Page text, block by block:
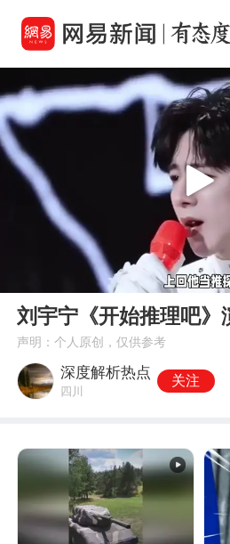
Play
刘宇宁《开始推理吧》
声明：个人原创，仅供参考
深度解析热点
四川
关注